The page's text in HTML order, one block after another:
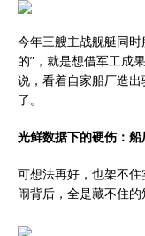
今年三艘主战舰艇同
的”，就是想借军工
说，看着自家船厂造
了。
光鲜数据下的硬伤：
可想法再好，也架不
闹背后，全是藏不住的